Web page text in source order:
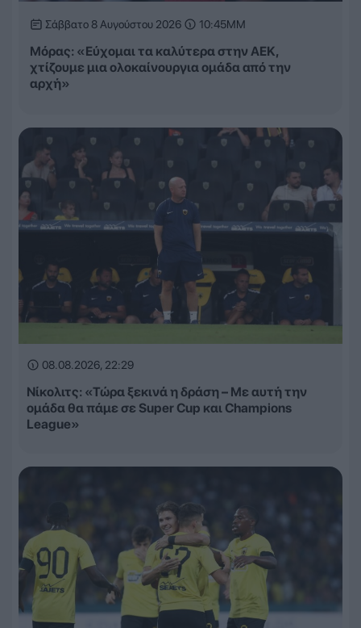
Σάββατο 8 Αυγούστου 2026 10:45ΜΜ
Μόρας: «Εύχομαι τα καλύτερα στην ΑΕΚ,
χτίζουμε μια ολοκαίνουργια ομάδα από την
αρχή»
08.08.2026, 22:29
Νίκολιτς: «Τώρα ξεκινά η δράση – Με αυτή την
ομάδα θα πάμε σε Super Cup και Champions
League»